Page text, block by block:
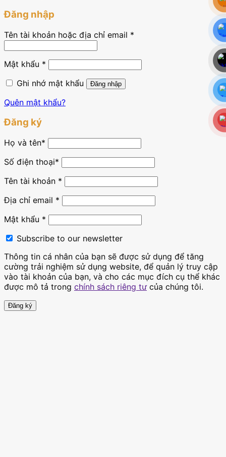
Đăng nhập
Tên tài khoản hoặc địa chỉ email *
Mật khẩu *
Ghi nhớ mật khẩu
Đăng nhập
Quên mật khẩu?
Đăng ký
Họ và tên*
Số điện thoại*
Tên tài khoản *
Địa chỉ email *
Mật khẩu *
Subscribe to our newsletter
Thông tin cá nhân của bạn sẽ được sử dụng để tăng
cường trải nghiệm sử dụng website, để quản lý truy cập
vào tài khoản của bạn, và cho các mục đích cụ thể khác
được mô tả trong chính sách riêng tưcủa chúng tôi.
Đăng ký